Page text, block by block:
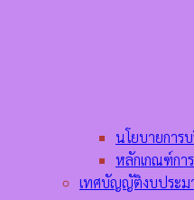
นโยบายการ
หลักเกณฑ์กา
เทศบัญญัติงบประ